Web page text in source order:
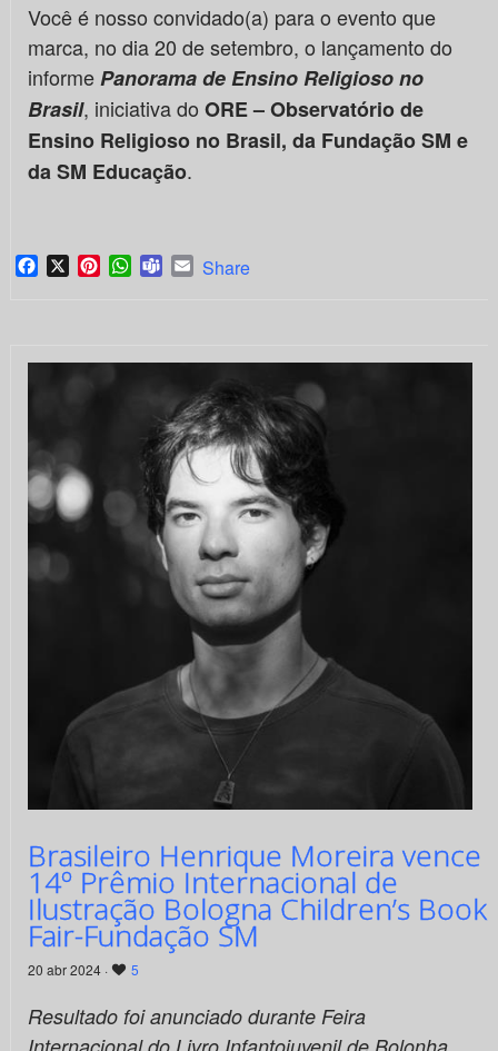
Você é nosso convidado(a) para o evento que
marca, no dia 20 de setembro, o lançamento do
informePanorama de Ensino Religioso no
Brasil, iniciativa do ORE – Observatório de
Ensino Religioso no Brasil, da Fundação SM e
da SM Educação.
Facebook
X PinterestWhatsApp
TeamsEmail
Share
Brasileiro Henrique Moreira vence
14º Prêmio Internacional de
Ilustração Bologna Children’s Book
Fair-Fundação SM
20 abr 2024 · 5
Resultado foi anunciado durante Feira